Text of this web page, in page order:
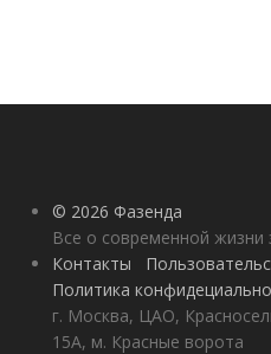
© 2026 Фазенда
Все о современной жизни
Контакты
Политика
г. Москва, ЦАО,
15А, м. Красные ворота